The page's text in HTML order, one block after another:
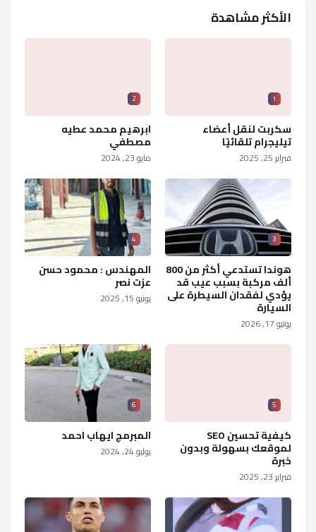
الأكثر مشاهدة
1
سكربت لنقل أعضاء
تيليجرام تلقائيًا
فبراير 25, 2025
2
ابرهيم محمد عطيه
مصطفي
مايو 23, 2024
3
هوندا تستدعي أكثر من 800
ألف مركبة بسبب عيب قد
يؤدي لفقدان السيطرة على
السيارة
يونيو 17, 2026
4
المهندس : محمود حسن
عزت نصر
يونيو 15, 2025
5
كيفية تحسين SEO
لموقعك بسهولة وبدون
خبرة
فبراير 23, 2025
6
المبرمج ايهاب احمد
يوليو 24, 2024